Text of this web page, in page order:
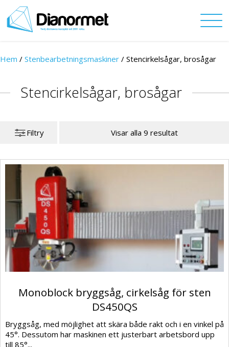
Hem / Stenbearbetningsmaskiner / Stencirkelsågar, brosågar
Stencirkelsågar, brosågar
Filtry Visar alla 9 resultat
Monoblock bryggsåg, cirkelsåg för sten
DS450QS
Bryggsåg, med möjlighet att skära både rakt och i en vinkel på
45°. Dessutom har maskinen ett justerbart arbetsbord upp
till 85°...